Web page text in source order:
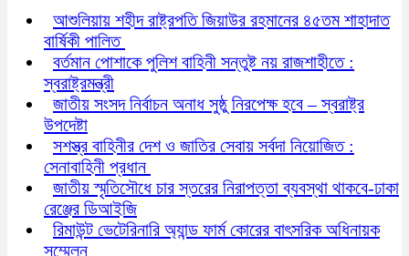
আশুলিয়ায় শহীদ রাষ্ট্রপতি জিয়াউর রহমানের ৪৫তম শাহাদাত
বার্ষিকী পালিত
বর্তমান পোশাকে পুলিশ বাহিনী সন্তুষ্ট নয় রাজশাহীতে :
স্বরাষ্ট্রমন্ত্রী
জাতীয় সংসদ নির্বাচন অনাধ সুষ্ঠু নিরপেক্ষ হবে – স্বরাষ্ট্র
উপদেষ্টা
সশস্ত্র বাহিনীর দেশ ও জাতির সেবায় সর্বদা নিয়োজিত :
সেনাবাহিনী প্রধান
জাতীয় স্মৃতিসৌধে চার স্তরের নিরাপত্তা ব্যবস্থা থাকবে-ঢাকা
রেঞ্জের ডিআইজি
রিমাউন্ট ভেটেরিনারি অ্যান্ড ফার্ম কোরের বাৎসরিক অধিনায়ক
সম্মেলন